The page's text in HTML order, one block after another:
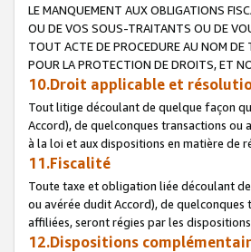
LE MANQUEMENT AUX OBLIGATIONS
OU DE VOS SOUS-TRAITANTS OU DE
TOUT ACTE DE PROCEDURE AU NOM DE
POUR LA PROTECTION DE DROITS, ET
10.Droit applicable et
Tout litige découlant de quelque façon
Accord), de quelconques transactions ou
à la loi et aux dispositions en matière de
11.Fiscalité
Toute taxe et obligation liée découlant
ou avérée dudit Accord), de
affiliées, seront régies par les
12.Dispositions